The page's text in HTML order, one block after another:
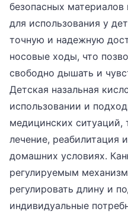
безопасных материалов
для использования у
точную и надежную
носовые ходы, что
свободно дышать и
Детская назальная
использовании и
медицинских ситуаций,
лечение, реабилитация
домашних условиях.
регулируемым
регулировать длину и
индивидуальные